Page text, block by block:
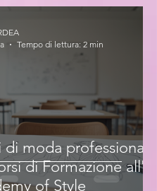
di moda professionale:
di Formazione all'Iris
of Style
Tempo di lettura: 2 min